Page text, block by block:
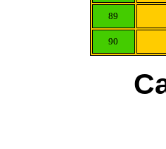
89
90